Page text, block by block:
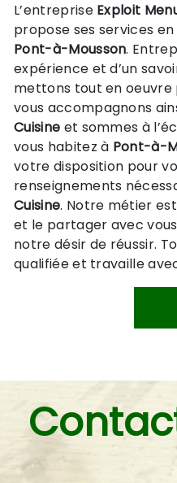
L’entreprise Exploit
propose ses services en
Pont-à-Mousson.
expérience et d’un
mettons tout en oeuvre
vous accompagnons
Cuisine et sommes à
vous habitez à Pont-à-
votre disposition pour
renseignements
Cuisine. Notre métier
et le partager avec
notre désir de réussir.
qualifiée et travaille